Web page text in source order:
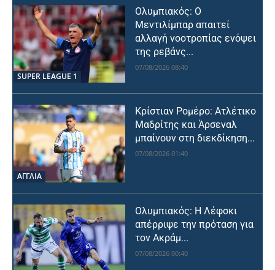
SUPER LEAGUE 1
Ολυμπιακός: Ο
Μεντιλίμπαρ απαιτεί
αλλαγή νοοτροπίας ενόψει
της ρεβάνς...
07/08/2026 08:40
ΑΓΓΛΙΑ
Κρίστιαν Ρομέρο: Ατλέτικο
Μαδρίτης και Άρσεναλ
μπαίνουν στη διεκδίκηση...
07/08/2026 01:40
Ολυμπιακός: Η Λέφσκι
απέρριψε την πρόταση για
τον Ακράμ...
07/08/2026 00:40